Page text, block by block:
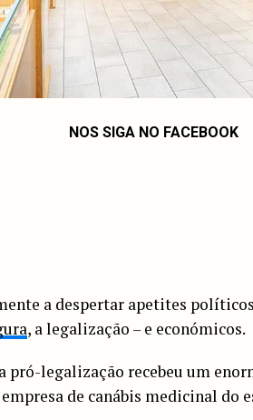
NOS SIGA NO FACEBOOK
a despertar apetites
, a legalização – e económicos.
pró-legalização recebeu um
de canábis medicinal do